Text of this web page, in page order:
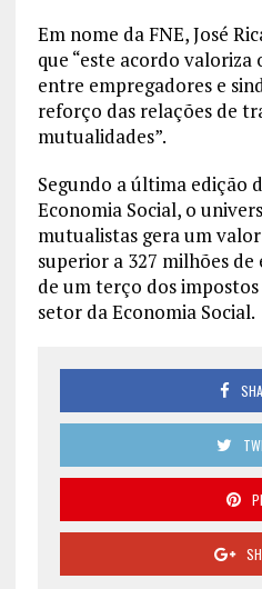
Em nome da FNE, José
que “este acordo
entre empregadores e
reforço das relações de
mutualidades”.
Segundo a última edição
Economia Social, o
mutualistas gera um
superior a 327 milhões
de um terço dos
setor da Economia Social.